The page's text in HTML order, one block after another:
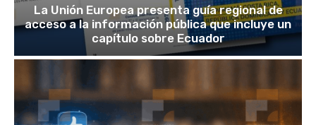
La Unión Europea presenta guía regional de
acceso a la información pública que incluye un
capítulo sobre Ecuador